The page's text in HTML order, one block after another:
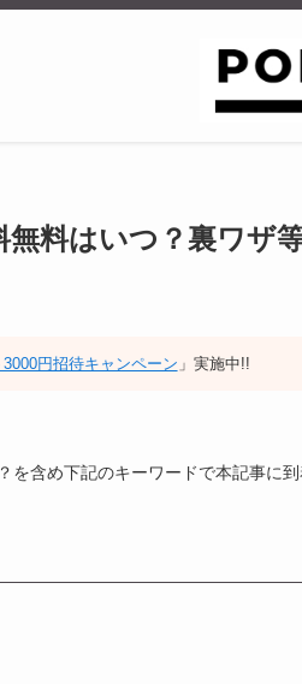
無料はいつ？裏ワザ
円招待キャンペーン 」実施中!!
を含め下記のキーワードで本記事に